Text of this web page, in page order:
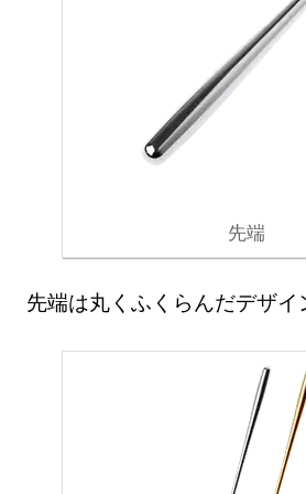
先端
先端は丸くふくらんだデザイ